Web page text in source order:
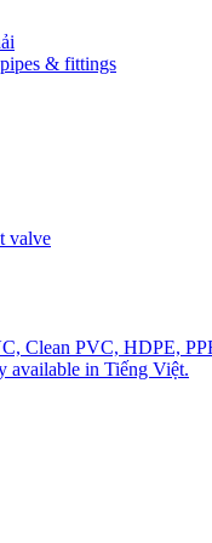
& fittings
valve
Clean PVC, HDPE,
available in Tiếng Việt.